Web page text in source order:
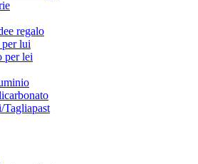
regalo
lui
per lei
Tagliapast